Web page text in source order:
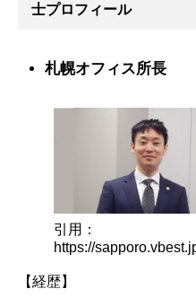
士プロフィール
札幌オフィス所
引用：
https://
【経歴】